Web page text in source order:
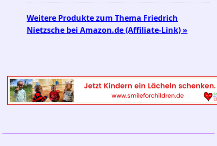
Weitere Produkte zum Thema Friedrich
Nietzsche bei Amazon.de (Affiliate-Link) »